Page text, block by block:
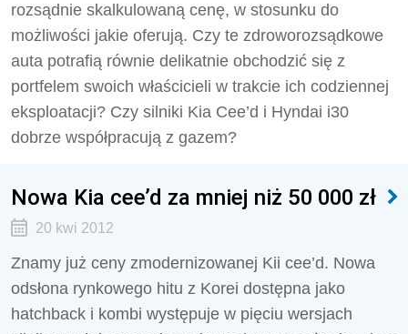
rozsądnie skalkulowaną cenę, w stosunku do
możliwości jakie oferują. Czy te zdroworozsądkowe
auta potrafią równie delikatnie obchodzić się z
portfelem swoich właścicieli w trakcie ich codziennej
eksploatacji? Czy silniki Kia Cee’d i Hyndai i30
dobrze współpracują z gazem?
Nowa Kia cee’d za mniej niż 50 000 zł
20 kwi 2012
Znamy już ceny zmodernizowanej Kii cee’d. Nowa
odsłona rynkowego hitu z Korei dostępna jako
hatchback i kombi występuje w pięciu wersjach